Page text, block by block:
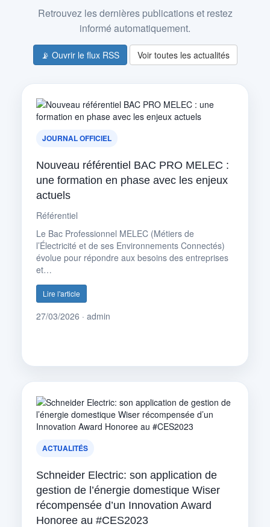
Retrouvez les dernières publications et restez
informé automatiquement.
📡 Ouvrir le flux RSS Voir toutes les actualités
JOURNAL OFFICIEL
Nouveau référentiel BAC PRO MELEC :
une formation en phase avec les enjeux
actuels
Référentiel
Le Bac Professionnel MELEC (Métiers de
l’Électricité et de ses Environnements Connectés)
évolue pour répondre aux besoins des entreprises
et…
Lire l'article
27/03/2026 · admin
ACTUALITÉS
Schneider Electric: son application de
gestion de l’énergie domestique Wiser
récompensée d’un Innovation Award
Honoree au #CES2023